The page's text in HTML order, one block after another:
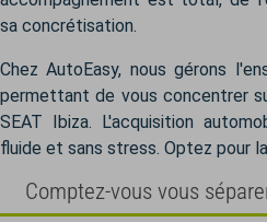
sa concrétisation.
Chez AutoEasy, nous gérons
permettant de vous concentrer
SEAT Ibiza. L'acquisition
fluide et sans stress. Optez pour
Comptez-vous vous